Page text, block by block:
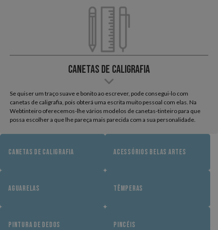
Canetas de Caligrafia
Se quiser um traço suave e bonito ao escrever, pode consegui-lo com
canetas de caligrafia, pois obterá uma escrita muito pessoal com elas. Na
Webtinteiro oferecemos-lhe vários modelos de canetas-tinteiro para que
possa escolher a que lhe pareça mais parecida com a sua personalidade.
CANETAS DE CALIGRAFIA ACESSÓRIOS BELAS ARTES
AGUARELAS TÊMPERAS
PINTURA DE DEDOS PINCÉIS